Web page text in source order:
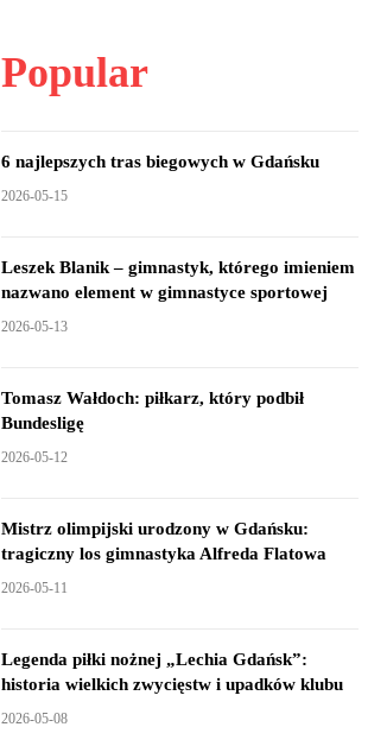
Popular
6 najlepszych tras biegowych w Gdańsku
2026-05-15
Leszek Blanik – gimnastyk, którego imieniem
nazwano element w gimnastyce sportowej
2026-05-13
Tomasz Wałdoch: piłkarz, który podbił
Bundesligę
2026-05-12
Mistrz olimpijski urodzony w Gdańsku:
tragiczny los gimnastyka Alfreda Flatowa
2026-05-11
Legenda piłki nożnej „Lechia Gdańsk”:
historia wielkich zwycięstw i upadków klubu
2026-05-08